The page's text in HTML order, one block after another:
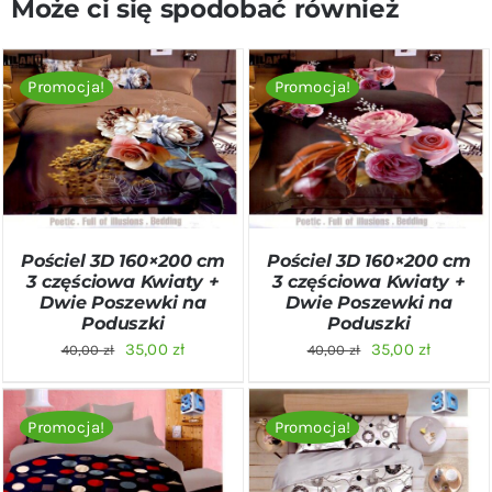
Może ci się spodobać również
Promocja!
DODAJ DO KOSZYKA
/
SZCZEGÓŁY
Pościel 3D 160×200 cm
3 częściowa Kwiaty +
Dwie Poszewki na
Poduszki
40,00zł
Pierwotna
wynosiła:
40,00 zł.
35,00 złAktualna
wynosi:
35,00 zł.
Promocja!
DODAJ DO KOSZYKA
/
SZCZEGÓŁY
Pościel 3D 160×200 cm
3 częściowa Kwiaty +
Dwie Poszewki na
Poduszki
40,00zł
Pierwotna
wynosiła:
40,00 zł.
35,00 zł
wynosi:
35,00
Promocja!
DODAJ DO KOSZYKA
/
Promocja!
DODAJ DO KOSZYKA
/